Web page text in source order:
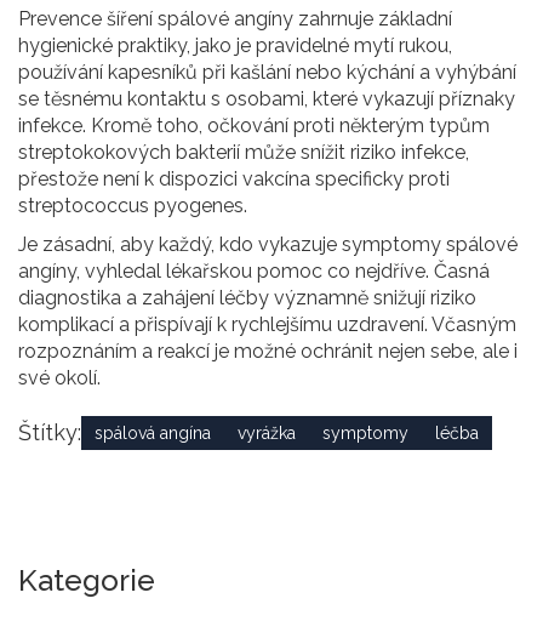
Prevence šíření spálové angíny zahrnuje základní
hygienické praktiky, jako je pravidelné mytí rukou,
používání kapesníků při kašlání nebo kýchání a vyhýbání
se těsnému kontaktu s osobami, které vykazují příznaky
infekce. Kromě toho, očkování proti některým typům
streptokokových bakterií může snížit riziko infekce,
přestože není k dispozici vakcína specificky proti
streptococcus pyogenes.
Je zásadní, aby každý, kdo vykazuje symptomy spálové
angíny, vyhledal lékařskou pomoc co nejdříve. Časná
diagnostika a zahájení léčby významně snižují riziko
komplikací a přispívají k rychlejšímu uzdravení. Včasným
rozpoznáním a reakcí je možné ochránit nejen sebe, ale i
své okolí.
Štítky: spálová angína vyrážka symptomy léčba
Kategorie